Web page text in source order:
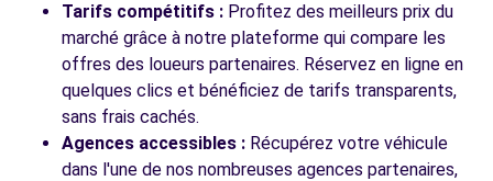
Tarifs compétitifs : Profitez des meilleurs prix du
marché grâce à notre plateforme qui compare les
offres des loueurs partenaires. Réservez en ligne en
quelques clics et bénéficiez de tarifs transparents,
sans frais cachés.
Agences accessibles : Récupérez votre véhicule
dans l'une de nos nombreuses agences partenaires,